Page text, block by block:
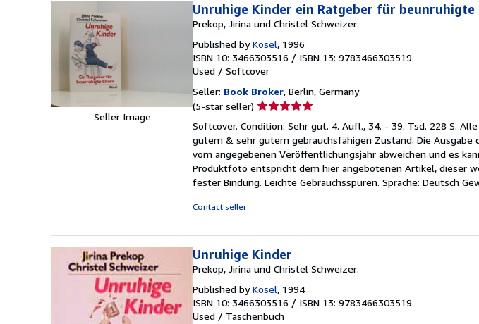
Seller Image
Unruhige Kinder ein Ratgeber für beunruhigte
Prekop, Jirina und Christel Schweizer:
Published byKösel, 1996
ISBN 10: 3466303516 / ISBN 13: 9783466303519
Used / Softcover
Seller: Book Broker, Berlin, Germany
(5-star seller) Seller
5
out
of
5
stars
Softcover. Condition: Sehr gut. 4. Aufl., 34. - 39. Tsd. 228 S.
gutem & sehr gutem gebrauchsfähigen Zustand. Die
vom angegebenen Veröffentlichungsjahr abweichen und es
Produktfoto entspricht dem hier angebotenen Artikel, dieser
fester Bindung. Leichte Gebrauchsspuren. Sprache: Deutsch
Contact seller
Unruhige Kinder
Prekop, Jirina und Christel Schweizer:
Published byKösel, 1994
ISBN 10: 3466303516 / ISBN 13: 9783466303519
Used / Taschenbuch